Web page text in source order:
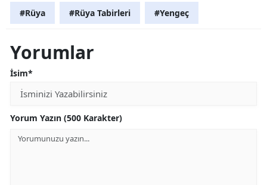
#Rüya #Rüya Tabirleri #Yengeç
Yorumlar
İsim*
Yorum Yazın (500 Karakter)